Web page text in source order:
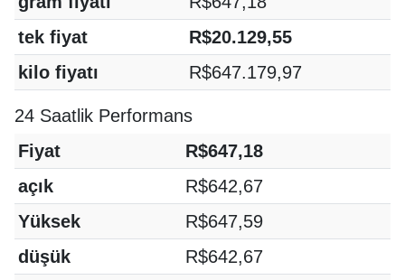
tek fiyat
R$20.129,55
kilo fiyatı
R$647.179,97
24 Saatlik Performans
Fiyat
R$647,18
açık
R$642,67
Yüksek
R$647,59
düşük
R$642,67